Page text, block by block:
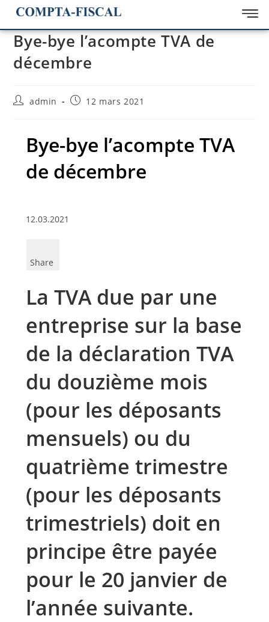
Bye-bye l’acompte TVA de
décembre
admin 12 mars 2021
Bye-bye l’acompte TVA
de décembre
12.03.2021
Share
La TVA due par une
entreprise sur la base
de la déclaration TVA
du douzième mois
(pour les déposants
mensuels) ou du
quatrième trimestre
(pour les déposants
trimestriels) doit en
principe être payée
pour le 20 janvier de
l’année suivante.